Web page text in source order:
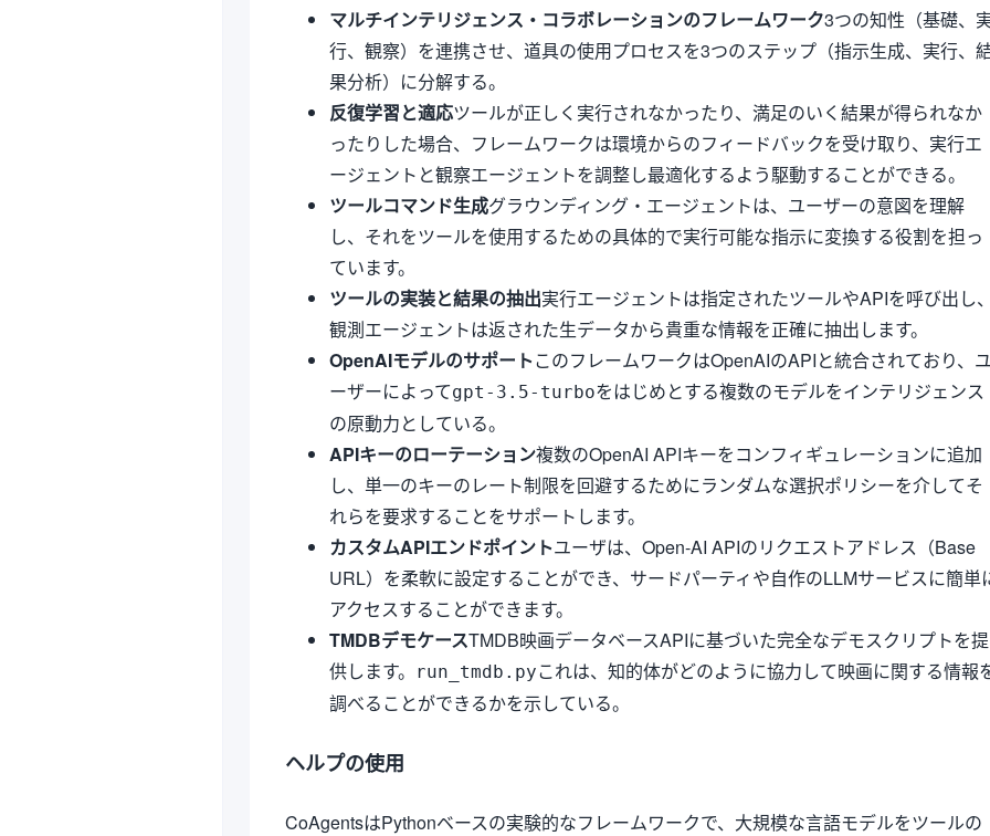
マルチインテリジェンス・コラボレーションのフレームワーク3つの知性（基礎、
行、観察）を連携させ、道具の使用プロセスを3つのステップ（指示生成、実行、
果分析）に分解する。
反復学習と適応ツールが正しく実行されなかったり、満足のいく結果が得られなか
ったりした場合、フレームワークは環境からのフィードバックを受け取り、実行エ
ージェントと観察エージェントを調整し最適化するよう駆動することができる。
ツールコマンド生成グラウンディング・エージェントは、ユーザーの意図を理解
し、それをツールを使用するための具体的で実行可能な指示に変換する役割を担っ
ています。
ツールの実装と結果の抽出実行エージェントは指定されたツールやAPIを呼び出し
観測エージェントは返された生データから貴重な情報を正確に抽出します。
OpenAIモデルのサポートこのフレームワークはOpenAIのAPIと統合されており、
ーザーによってgpt-3.5-turboをはじめとする複数のモデルをインテリジェンス
の原動力としている。
APIキーのローテーション複数のOpenAI APIキーをコンフィギュレーションに追加
し、単一のキーのレート制限を回避するためにランダムな選択ポリシーを介してそ
れらを要求することをサポートします。
カスタムAPIエンドポイントユーザは、Open-AI APIのリクエストアドレス（Base
URL）を柔軟に設定することができ、サードパーティや自作のLLMサービスに簡単
アクセスすることができます。
TMDBデモケースTMDB映画データベースAPIに基づいた完全なデモスクリプトを提
供します。
run_tmdb.pyこれは、知的体がどのように協力して映画に関する情報
調べることができるかを示している。
ヘルプの使用
CoAgentsはPythonベースの実験的なフレームワークで、大規模な言語モデルをツールの